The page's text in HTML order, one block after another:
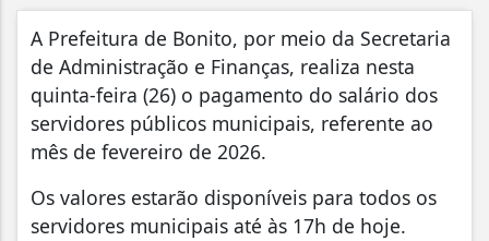
A Prefeitura de Bonito, por meio da Secretaria
de Administração e Finanças, realiza nesta
quinta-feira (26) o pagamento do salário dos
servidores públicos municipais, referente ao
mês de fevereiro de 2026.
Os valores estarão disponíveis para todos os
servidores municipais até às 17h de hoje.